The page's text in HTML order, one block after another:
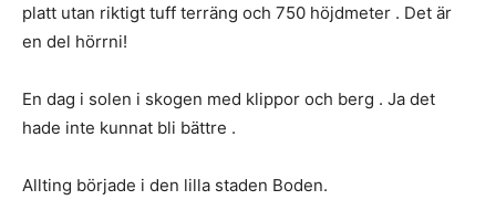
platt utan riktigt tuff terräng och 750 höjdmeter . Det är
en del hörrni!
En dag i solen i skogen med klippor och berg . Ja det
hade inte kunnat bli bättre .
Allting började i den lilla staden Boden.